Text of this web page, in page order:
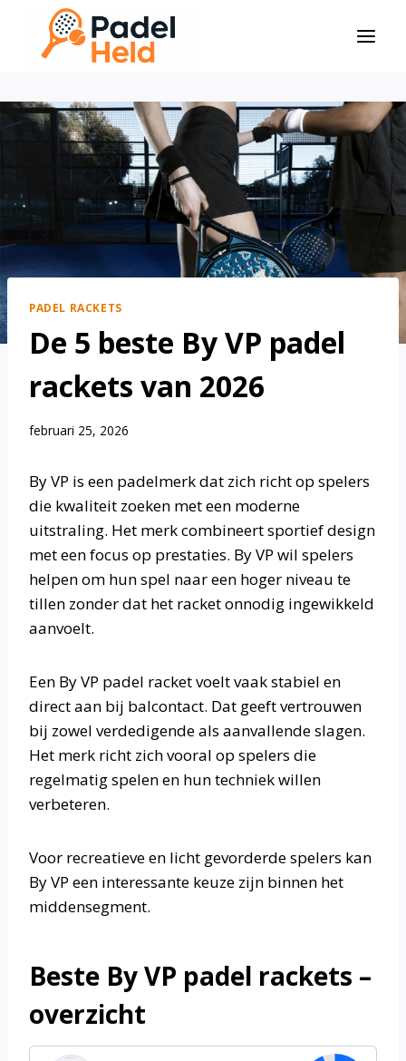
Doorgaan
inhoud
PADEL RACKETS
De 5 beste By VP padel
rackets van 2026
februari 25, 2026
By VP is een padelmerk dat zich richt op spelers
die kwaliteit zoeken met een moderne
uitstraling. Het merk combineert sportief design
met een focus op prestaties. By VP wil spelers
helpen om hun spel naar een hoger niveau te
tillen zonder dat het racket onnodig ingewikkeld
aanvoelt.
Een By VP padel racket voelt vaak stabiel en
direct aan bij balcontact. Dat geeft vertrouwen
bij zowel verdedigende als aanvallende slagen.
Het merk richt zich vooral op spelers die
regelmatig spelen en hun techniek willen
verbeteren.
Voor recreatieve en licht gevorderde spelers kan
By VP een interessante keuze zijn binnen het
middensegment.
Beste By VP padel rackets –
overzicht